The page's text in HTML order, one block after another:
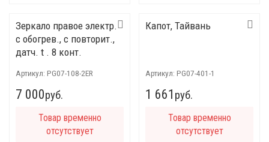
Зеркало правое электр.
с обогрев., с повторит.,
датч. t . 8 конт.
Артикул: PG07-108-2ER
7 000руб.
Товар временно
отсутствует
Капот, Тайвань
Артикул: PG07-401-1
1 661 руб.
Товар временно
отсутствует